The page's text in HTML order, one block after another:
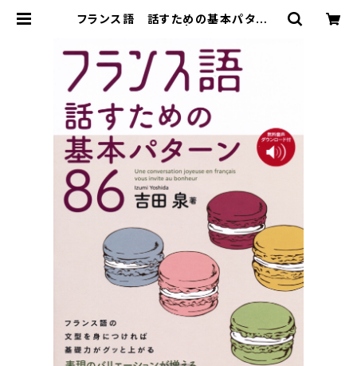
フランス語 話すための基本パターン